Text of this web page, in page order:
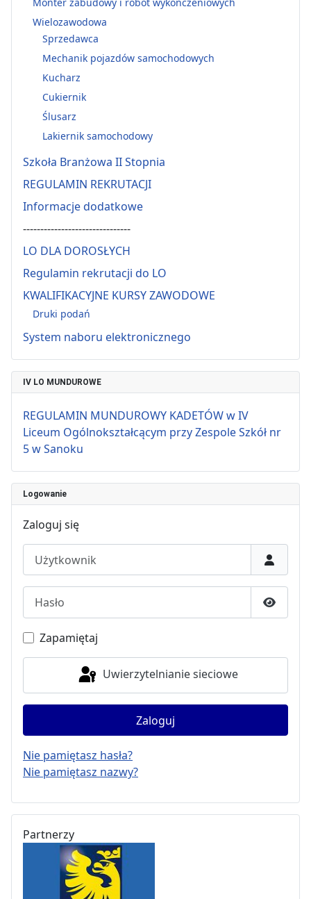
Wielozawodowa
Sprzedawca
Mechanik pojazdów samochodowych
Kucharz
Cukiernik
Ślusarz
Lakiernik samochodowy
Szkoła Branżowa II Stopnia
REGULAMIN REKRUTACJI
Informacje dodatkowe
-------------------------------
LO DLA DOROSŁYCH
Regulamin rekrutacji do LO
KWALIFIKACYJNE KURSY ZAWODOWE
Druki podań
System naboru elektronicznego
IV LO MUNDUROWE
REGULAMIN MUNDUROWY KADETÓW w IV
Liceum Ogólnokształcącym przy Zespole Szkół nr
5 w Sanoku
Logowanie
Zaloguj się
Pokaż
Zapamiętaj
Uwierzytelnianie sieciowe
Zaloguj
Nie pamiętasz hasła?
Nie pamiętasz nazwy?
Partnerzy